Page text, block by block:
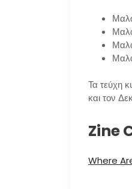
Τα τεύχη
και τον
Zine
Where